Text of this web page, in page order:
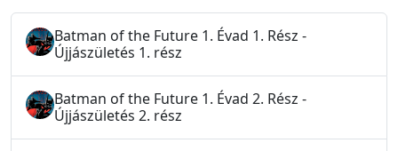
Batman of the Future 1. Évad 1. Rész -
Újjászületés 1. rész
Batman of the Future 1. Évad 2. Rész -
Újjászületés 2. rész